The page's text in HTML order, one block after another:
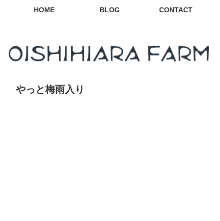
HOME BLOG CONTACT
やっと梅雨入り